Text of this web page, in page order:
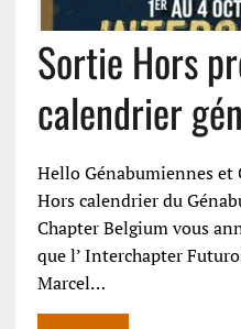
Sortie Hors
calendrier
Hello Génabumiennes et
Hors calendrier du
Chapter Belgium vous
que l’ Interchapter
Marcel…